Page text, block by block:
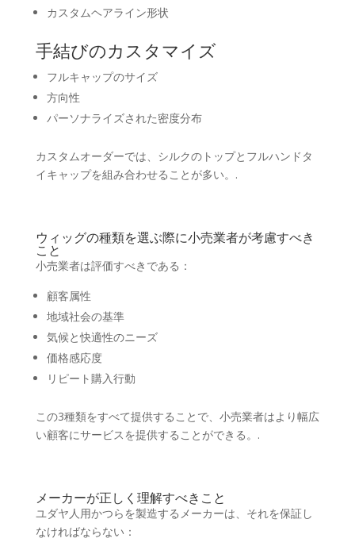
カスタムヘアライン形状
手結びのカスタマイズ
フルキャップのサイズ
方向性
パーソナライズされた密度分布
カスタムオーダーでは、シルクのトップとフルハンドタ
イキャップを組み合わせることが多い。.
ウィッグの種類を選ぶ際に小売業者が考慮すべき
こと
小売業者は評価すべきである：
顧客属性
地域社会の基準
気候と快適性のニーズ
価格感応度
リピート購入行動
この3種類をすべて提供することで、小売業者はより幅広
い顧客にサービスを提供することができる。.
メーカーが正しく理解すべきこと
ユダヤ人用かつらを製造するメーカーは、それを保証し
なければならない：